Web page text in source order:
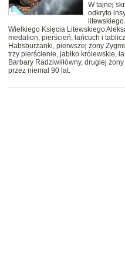
W tajnej
odkryto
Wielkiego Księcia Litewskiego
medalion, pierścień, łańcuch i
Habsburżanki, pierwszej żony
trzy pierścienie, jabłko królewskie,
Barbary Radziwiłłówny, drugiej
przez niemal 90 lat.